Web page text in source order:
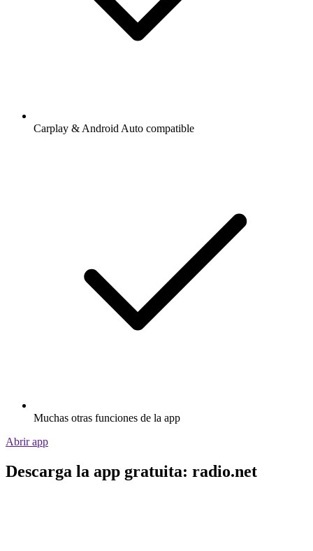
Carplay & Android Auto compatible
Muchas otras funciones de la app
Abrir app
Descarga la app gratuita: radio.net